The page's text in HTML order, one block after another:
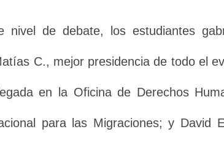
de debate, los estudiantes
C., mejor presidencia de todo el
en la Oficina de Derechos
para las Migraciones; y David